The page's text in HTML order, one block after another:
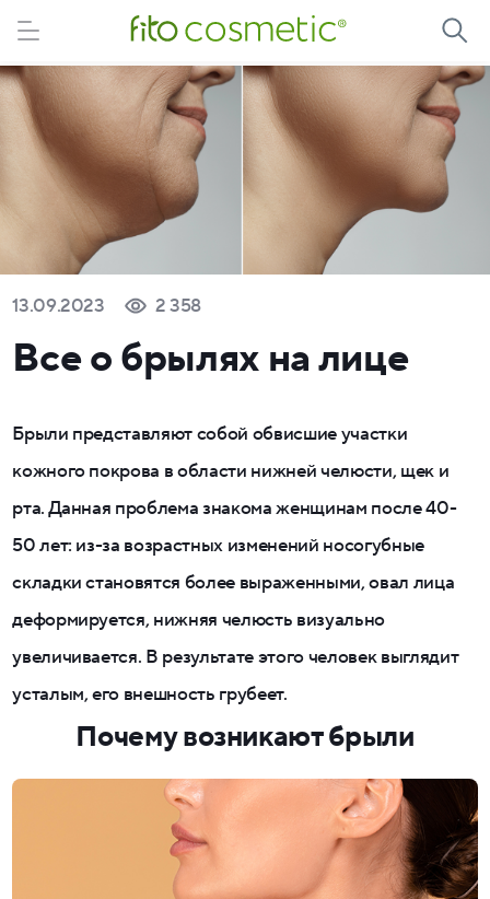
13.09.2023 2 358
Все о брылях на лице
Брыли представляют собой обвисшие участки
кожного покрова в области нижней челюсти, щек и
рта. Данная проблема знакома женщинам после 40-
50 лет: из-за возрастных изменений носогубные
складки становятся более выраженными, овал лица
деформируется, нижняя челюсть визуально
увеличивается. В результате этого человек выглядит
усталым, его внешность грубеет.
Почему возникают брыли